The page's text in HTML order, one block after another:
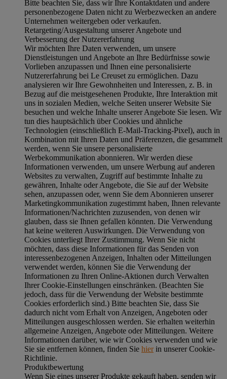
Bitte beachten Sie, dass wir Ihre Kontaktdaten und andere
personenbezogene Daten nicht zu Werbezwecken an andere
Unternehmen weitergeben oder verkaufen.
Retargeting/Ausgestaltung unserer Angebote und
Verbesserung der Nutzererfahrung
Wir möchten Ihre Daten verwenden, um unsere
Dienstleistungen und Angebote an Ihre Bedürfnisse sowie
Vorlieben anzupassen und Ihnen eine personalisierte
Nutzererfahrung bei Le Creuset zu ermöglichen. Dazu
analysieren wir Ihre Gewohnheiten und Interessen, z. B. in
Bezug auf die meistgesehenen Produkte, Ihre Interaktion mit
uns in sozialen Medien, welche Seiten unserer Website Sie
besuchen und welche Inhalte unserer Angebote Sie lesen. Wir
tun dies hauptsächlich über Cookies und ähnliche
Technologien (einschließlich E-Mail-Tracking-Pixel), auch in
Kombination mit Ihren Daten und Präferenzen, die gesammelt
werden, wenn Sie unsere personalisierte
Werbekommunikation abonnieren. Wir werden diese
Informationen verwenden, um unsere Werbung auf anderen
Websites zu verwalten, Zugriff auf bestimmte Inhalte zu
gewähren, Inhalte oder Angebote, die Sie auf der Website
sehen, anzupassen oder, wenn Sie dem Abonnieren unserer
Marketingkommunikation zugestimmt haben, Ihnen relevante
Informationen/Nachrichten zuzusenden, von denen wir
glauben, dass sie Ihnen gefallen könnten. Die Verwendung
hat keine weiteren Auswirkungen. Die Verwendung von
Cookies unterliegt Ihrer Zustimmung. Wenn Sie nicht
möchten, dass diese Informationen für das Senden von
interessenbezogenen Anzeigen, Inhalten oder Mitteilungen
verwendet werden, können Sie die Verwendung der
Informationen zu Ihren Online-Aktionen durch Verwalten
Ihrer Cookie-Einstellungen einschränken. (Beachten Sie
jedoch, dass für die Verwendung der Website bestimmte
Cookies erforderlich sind.) Bitte beachten Sie, dass Sie
dadurch nicht vom Erhalt von Anzeigen, Angeboten oder
Mitteilungen ausgeschlossen werden. Sie erhalten weiterhin
allgemeine Anzeigen, Angebote oder Mitteilungen. Weitere
Informationen darüber, wie wir Cookies verwenden und wie
Sie sie entfernen können, finden Sie hierin unserer Cookie-
Richtlinie.
Produktbewertung
Wenn Sie eines unserer Produkte gekauft haben, senden wir